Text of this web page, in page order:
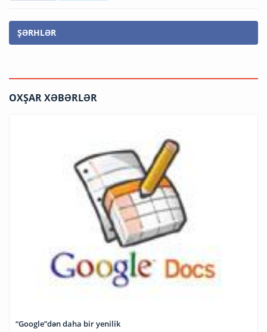
ŞƏRHLƏR
OXŞAR XƏBƏRLƏR
“Google”dən daha bir yenilik